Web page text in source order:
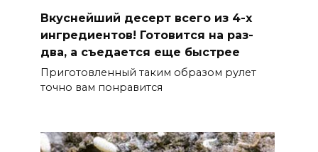
Вкуснейший десерт всего из 4-х
ингредиентов! Готовится на раз-
два, а съедается еще быстрее
Приготовленный таким образом рулет
точно вам понравится